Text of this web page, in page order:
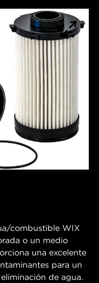
combustible WIX
o un medio
una excelente
para un
de agua.